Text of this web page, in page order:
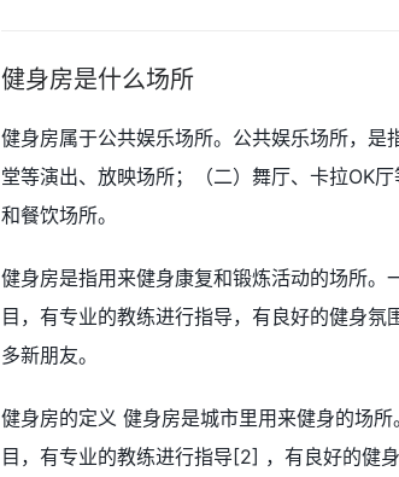
健身房是什么场所
健身房属于公共娱乐场所。公共娱乐场所，
堂等演出、放映场所；（二）舞厅、卡拉OK
和餐饮场所。
健身房是指用来健身康复和锻炼活动的场所
目，有专业的教练进行指导，有良好的健身
多新朋友。
健身房的定义 健身房是城市里用来健身的场
目，有专业的教练进行指导[2] ，有良好的健